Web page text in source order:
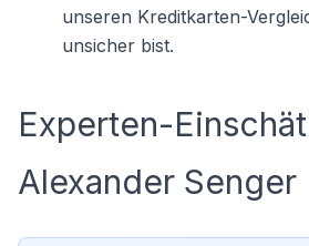
unseren Kreditkarten-
unsicher bist.
Experten-
Alexander Senger